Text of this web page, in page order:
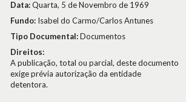
Data:Quarta, 5 de Novembro de 1969
Fundo: Isabel do Carmo/Carlos Antunes
Tipo Documental:Documentos
Direitos:
A publicação, total ou parcial, deste documento
exige prévia autorização da entidade
detentora.